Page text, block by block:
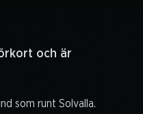
och är
som runt Solvalla.